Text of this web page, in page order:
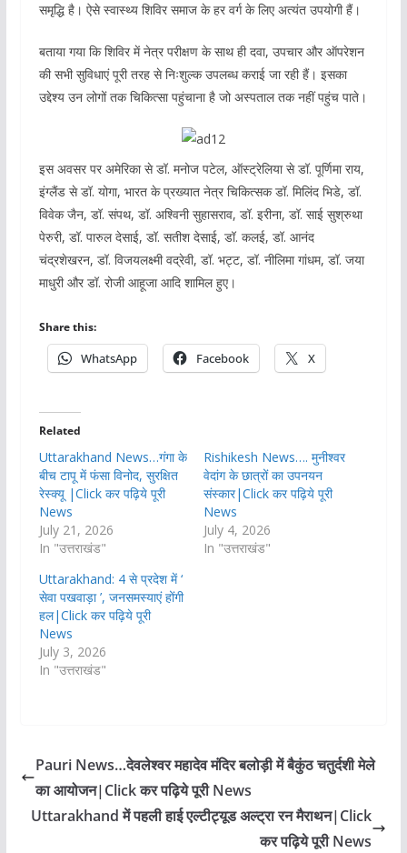
समृद्धि है। ऐसे स्वास्थ्य शिविर समाज के हर वर्ग के लिए अत्यंत उपयोगी हैं।
बताया गया कि शिविर में नेत्र परीक्षण के साथ ही दवा, उपचार और ऑपरेशन
की सभी सुविधाएं पूरी तरह से निःशुल्क उपलब्ध कराई जा रही हैं। इसका
उद्देश्य उन लोगों तक चिकित्सा पहुंचाना है जो अस्पताल तक नहीं पहुंच पाते।
इस अवसर पर अमेरिका से डॉ. मनोज पटेल, ऑस्ट्रेलिया से डॉ. पूर्णिमा राय,
इंग्लैंड से डॉ. योगा, भारत के प्रख्यात नेत्र चिकित्सक डॉ. मिलिंद भिडे, डॉ.
विवेक जैन, डॉ. संपथ, डॉ. अश्विनी सुहासराव, डॉ. इरीना, डॉ. साई सुश्रुथा
पेरुरी, डॉ. पारुल देसाई, डॉ. सतीश देसाई, डॉ. कलई, डॉ. आनंद
चंद्रशेखरन, डॉ. विजयलक्ष्मी वद्रेवी, डॉ. भट्ट, डॉ. नीलिमा गांधम, डॉ. जया
माधुरी और डॉ. रोजी आहूजा आदि शामिल हुए।
Share this:
WhatsApp Facebook X
Related
Uttarakhand News…गंगा के
बीच टापू में फंसा विनोद, सुरक्षित
रेस्क्यू |Click कर पढ़िये पूरी
News
July 21, 2026
In "उत्तराखंड"
Rishikesh News…. मुनीश्वर
वेदांग के छात्रों का उपनयन
संस्कार|Click कर पढ़िये पूरी
News
July 4, 2026
In "उत्तराखंड"
Uttarakhand: 4 से प्रदेश में ‘
सेवा पखवाड़ा ’, जनसमस्याएं होंगी
हल|Click कर पढ़िये पूरी
News
July 3, 2026
In "उत्तराखंड"
Pauri News…देवलेश्वर महादेव मंदिर बलोड़ी में बैकुंठ चतुर्दशी मेले
का आयोजन|Click कर पढ़िये पूरी News
Uttarakhand में पहली हाई एल्टीट्यूड अल्ट्रा रन मैराथन|Click
कर पढ़िये पूरी News